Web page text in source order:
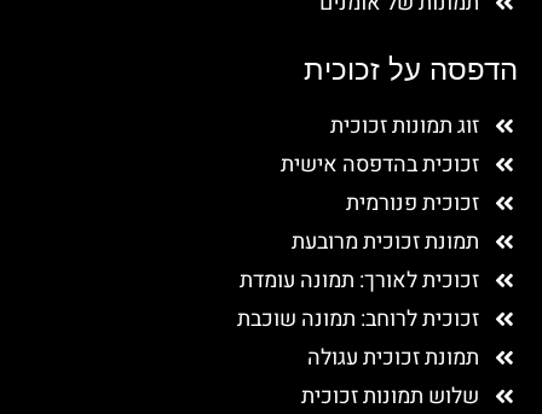
הדפסה על זכוכית
זוג תמונות זכוכית
זכוכית בהדפסה אישית
זכוכית פנורמית
תמונת זכוכית מרובעת
זכוכית לאורך: תמונה עומדת
זכוכית לרוחב: תמונה שוכבת
תמונת זכוכית עגולה
שלוש תמונות זכוכית